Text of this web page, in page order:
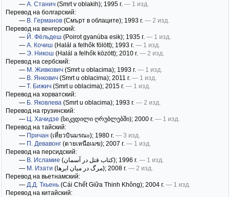
— А. Станич (Smrt v oblakih); 1995 г. — 1 изд.
Перевод на болгарский:
— В. Германов (Смърт в облаците); 1993 г. — 2 изд.
Перевод на венгерский:
— Й. Фёльдеш (Poirot gyanúba esik); 1935 г. — 1 изд.
— А. Кочиш (Halál a felhők fölött); 1993 г. — 1 изд.
— Э. Никош (Halál a felhők között); 2010 г. — 2 изд.
Перевод на сербский:
— М. Живкович (Smrt u oblacima); 1993 г. — 1 изд.
— В. Янкович (Smrt u oblacima); 2011 г. — 1 изд.
— Т. Бижич (Smrt u oblacima); 2015 г. — 1 изд.
Перевод на хорватский:
— Б. Яковлева (Smrt u oblacima); 1993 г. — 2 изд.
Перевод на грузинский:
— Ц. Хачидзе (სიკვდილი ღრუბლებში); 2000 г. — 1 изд.
Перевод на тайский:
— Причан (เที่ยวบินมรณะ); 1980 г. — 3 изд.
— П. Девавонг (ตายเหนือเมฆ); 2007 г. — 1 изд.
Перевод на персидский:
— В. Исламие (کتاب قتل در آسمان); 1996 г. — 1 изд.
— М. Изати (مرگ در میان ابرها); 2008 г. — 2 изд.
Перевод на вьетнамский:
— Д.Д. Тхьень (Cái Chết Giữa Thinh Không); 2004 г. — 1 изд.
Перевод на китайский: